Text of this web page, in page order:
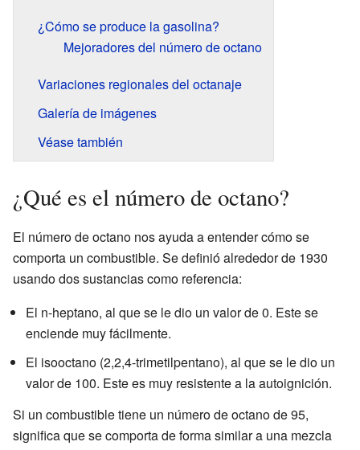
¿Cómo se produce la gasolina?
Mejoradores del número de octano
Variaciones regionales del octanaje
Galería de imágenes
Véase también
¿Qué es el número de octano?
El número de octano nos ayuda a entender cómo se
comporta un combustible. Se definió alrededor de 1930
usando dos sustancias como referencia:
El n-heptano, al que se le dio un valor de 0. Este se
enciende muy fácilmente.
El isooctano (2,2,4-trimetilpentano), al que se le dio un
valor de 100. Este es muy resistente a la autoignición.
Si un combustible tiene un número de octano de 95,
significa que se comporta de forma similar a una mezcla